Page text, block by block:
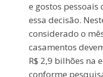
e gostos
essa decisão.
considerado o
casamentos
R$ 2,9 bilhões na
conforme